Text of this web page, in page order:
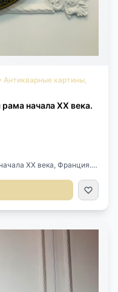
Антикварные картины,
начала XX века.
XX века, Франция.